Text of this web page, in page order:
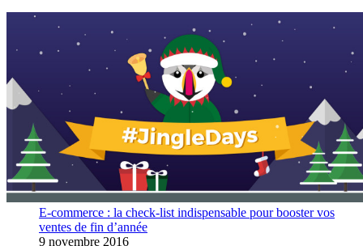
E-commerce : la check-list indispensable pour booster vos
ventes de fin d’année
9 novembre 2016